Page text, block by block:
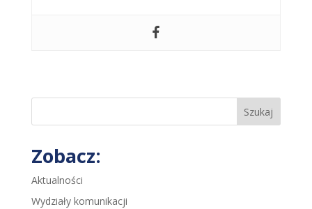
Szukaj
Zobacz:
Aktualności
Wydziały komunikacji